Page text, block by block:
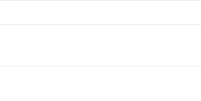
2026百度网盘手机客户端